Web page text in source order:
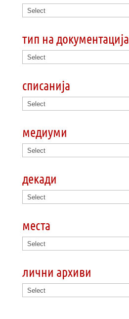
тип на документација
списанија
медиуми
декади
места
лични архиви